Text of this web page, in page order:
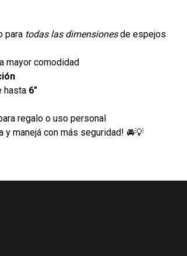
para todas las dimensionesde espejos
mayor comodidad
hasta 6"
regalo o uso personal
y manejá con más seguridad! 🚘💡